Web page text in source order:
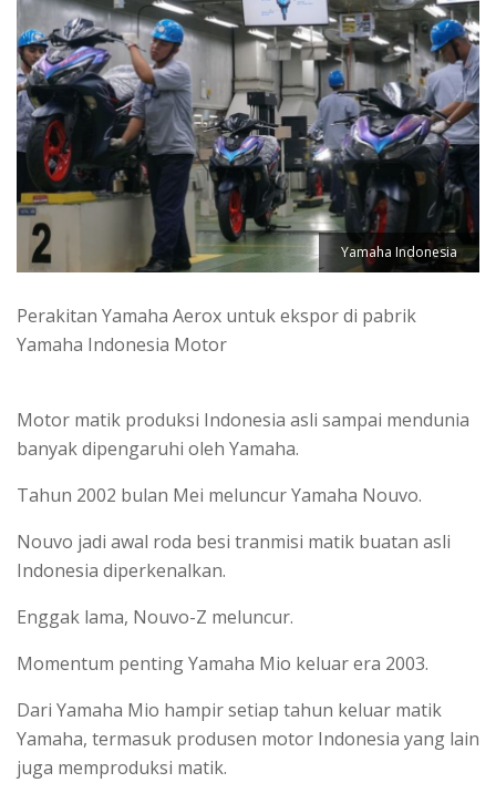
Yamaha Indonesia
Perakitan Yamaha Aerox untuk ekspor di pabrik
Yamaha Indonesia Motor
Motor matik produksi Indonesia asli sampai mendunia
banyak dipengaruhi oleh Yamaha.
Tahun 2002 bulan Mei meluncur Yamaha Nouvo.
Nouvo jadi awal roda besi tranmisi matik buatan asli
Indonesia diperkenalkan.
Enggak lama, Nouvo-Z meluncur.
Momentum penting Yamaha Mio keluar era 2003.
Dari Yamaha Mio hampir setiap tahun keluar matik
Yamaha, termasuk produsen motor Indonesia yang lain
juga memproduksi matik.